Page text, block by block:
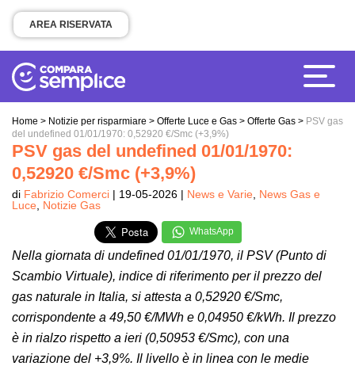
AREA RISERVATA
Home > Notizie per risparmiare > Offerte Luce e Gas > Offerte Gas > PSV gas
del undefined 01/01/1970: 0,52920 €/Smc (+3,9%)
PSV gas del undefined 01/01/1970:
0,52920 €/Smc (+3,9%)
di Fabrizio Comerci | 19-05-2026 | News e Varie News Gas e
Luce Notizie Gas
WhatsApp
Nella giornata di undefined 01/01/1970, il PSV (Punto di
Scambio Virtuale), indice di riferimento per il prezzo del
gas naturale in Italia, si attesta a 0,52920 €/Smc,
corrispondente a 49,50 €/MWh e 0,04950 €/kWh. Il prezzo
è in rialzo rispetto a ieri (0,50953 €/Smc), con una
variazione del +3,9%. Il livello è in linea con le medie